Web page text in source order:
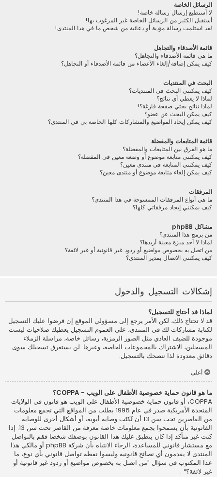
الرسائل الخاصة
لا أستطيع إرسال رسالة خاصة!
أستقبل الكثير من الرسائل الخاصة غير المرغوب بها!
لقد استلمت رسالة مؤذية أو دعائية من شخص ما في هذا المنتدى!
قائمة الأصدقاء والتجاهل
ما هي قائمة الأصدقاء والتجاهل؟
كيف يمكن إضافة/إلغاء الأعضاء من قائمة الأصدقاء أو التجاهل؟
البحث في المنتديات
كيف يمكنني البحث في المنتديات؟
لماذا لا يعطي أي نتائج؟
لماذا نتائج بحثي صفحة فارغة؟!
كيف يمكن البحث عن عضو؟
كيف يمكن إيجاد المواضيع والمشاركات كلها الخاصة بي في المنتدى؟
قائمة المتابعات والمفضلة
ما هو الفرق بين المتابعات والمفضلة؟
كيف يمكنني متابعة موضوع أو وضعه معين في المفضلة؟
كيف يمكنني المتابعة في منتدى معين؟
كيف يمكن إلغاء متابعة موضوع أو منتدى معين؟
المرفقات
ما هي أنواع المرفقات الممسوحة في هذا المنتدى؟
كيف يمكنني إيجاد مرفقاتي كلها؟
مشاكل phpBB
من برمج هذا المنتدى؟
لماذا لا أجد ميزة معينة أريدها؟
من اتصل به بخصوص مواضيع أو ردود غير قانونية أو غير لائقة؟
كيف يمكنني الاتصال بمدير المنتدى؟
إشكالات التسجيل والدخول
لماذا قد أحتاج للتسجيل؟
قد لا تحتاج ذلك، لكن الأمر يرجع إلى مسؤولي الموقع إن فرضوا عليك التسجيل
لكتابة مشاركات لك في المنتدى، على العموم التسجيل يعطيك صلاحيات ليست
موجودة للضيف العادي مثل الصور الرمزية، رسائل خاصة، مراسلة الزملاء
المسجلين، الاشتراك بالمجموعات الخاصة، وغيرها. لن يستغرق تسجيلك سوى
دقائق معدودة لذا ننصحك بالتسجيل.
أعلى
ما هو قانون حماية خصوصية الأطفال على الويب - COPPA؟
COPPA، أو قانون حماية خصوصية الأطفال على الويب هو قانون في الولايات
المتحدة الأمريكية صدر في عام 1998 يطلب من المواقع التي تجمع معلومات
من القاصرين تحت سن 13 أن تُكتَب وصاية أبوية، أو أشكال أخرى للوصاية
القانونية بأن يسمحوا بجمع معلومات خاصة معرفة من القاصر تحت سن 13. إذا
كنت غير متأكد إذا كان ينطبق عليك هذا القانون بوصفك شخصا فقم بالتواصل
مع مستشار قانوني للمساعدة، الرجاء الانتباه بأن شركة phpBB أو مالكي هذا
المنتدى لا يقدمون أي نصائح قانونية وليسوا نقطة تواصل قانوني بأي نوع، ما
عدا المكتوب في سؤال ”من اتصل به بخصوص مواضيع أو ردود غير قانونية أو
غير لائقة؟“ .